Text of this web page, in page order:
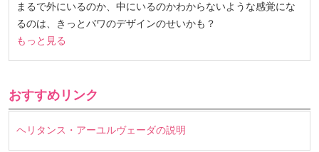
まるで外にいるのか、中にいるのかわからないような感覚にな
るのは、きっとバワのデザインのせいかも？
もっと見る
おすすめリンク
ヘリタンス・アーユルヴェーダの説明